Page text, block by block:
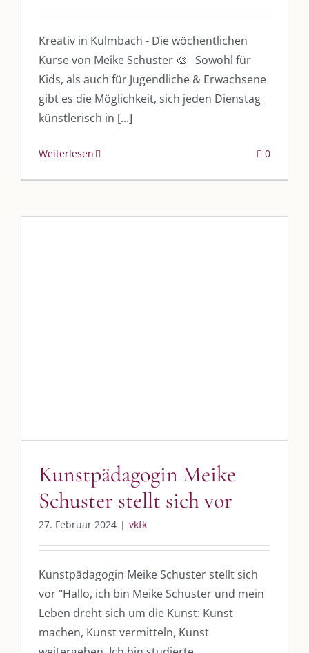
Kreativ in Kulmbach - Die wöchentlichen
Kurse von Meike Schuster 🎨 Sowohl für
Kids, als auch für Jugendliche & Erwachsene
gibt es die Möglichkeit, sich jeden Dienstag
künstlerisch in [...]
Weiterlesen 0
Kunstpädagogin Meike
Schuster stellt sich vor
27. Februar 2024 | vkfk
Kunstpädagogin Meike Schuster stellt sich
vor "Hallo, ich bin Meike Schuster und mein
Leben dreht sich um die Kunst: Kunst
machen, Kunst vermitteln, Kunst
vkfk
Leistungen – Buchungen
AKTUELLES
Immer die passende Geschenkidee – für jeden Anlass
UNSERE HEIMAT KULMBACH
„Unser Kulmbach e. V.“
– Der Händlerzusammenschluss der Stadt
„Stadt Kulmbach“– Offizielles Portal unserer Heimat
„Landratsamt Kulmbach“
– Wissenswertes in allen Belangen
Lebenslust Akademie Kulmbach“ – Mutmachergeschichten von
Mutbotschaftern